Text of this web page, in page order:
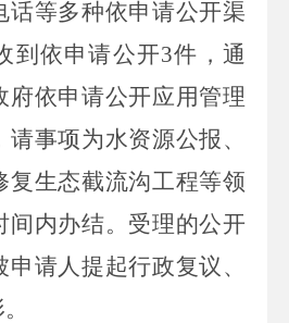
话等多种依申请公开渠
到依申请公开3件，通
府依申请公开应用管理
事项为水资源公报、
复生态截流沟工程等领
间内办结。 受理的公开
请人提起行政复议、